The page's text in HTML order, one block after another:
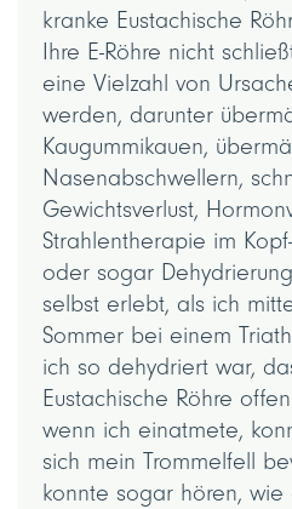
kranke Eustachische
Ihre E-Röhre nicht
eine Vielzahl von
werden, darunter
Kaugummikauen,
Nasenabschwellern,
Gewichtsverlust,
Strahlentherapie im
oder sogar
selbst erlebt, als ich
Sommer bei einem
ich so dehydriert war,
Eustachische Röhre
wenn ich einatmete,
sich mein Trommelfell
konnte sogar hören,